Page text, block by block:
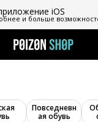
iOS
и больше
Повседневн
ая обувь